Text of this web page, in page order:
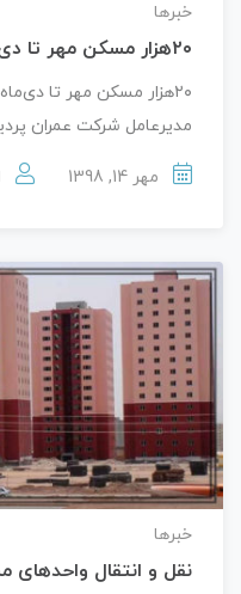
خبرها
۲۰هزار مسکن مهر تا دی‌ماه در پردیس تحویل می‌شود
۲۰هزار مسکن مهر تا
مدیرعامل شرکت عمران
مهر 14, 1398
خبرها
نقل و انتقال